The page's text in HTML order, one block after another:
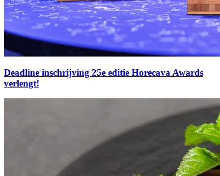
Deadline inschrijving 25e editie Horecava Awards
verlengt!